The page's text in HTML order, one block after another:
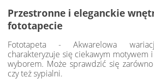
Przestronne i eleganckie
fototapecie
Fototapeta - Akwarelowa
charakteryzuje się ciekawym motywem
wyborem. Może sprawdzić się
czy też sypialni.